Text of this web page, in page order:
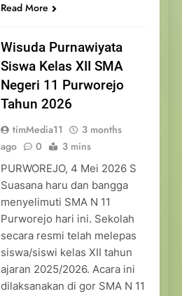
Read More
Wisuda Purnawiyata
Siswa Kelas XII SMA
Negeri 11 Purworejo
Tahun 2026
timMedia11
3 months
ago
0 3 mins
PURWOREJO, 4 Mei 2026 S
Suasana haru dan bangga
menyelimuti SMA N 11
Purworejo hari ini. Sekolah
secara resmi telah melepas
siswa/siswi kelas XII tahun
ajaran 2025/2026. Acara ini
dilaksanakan di gor SMA N 11